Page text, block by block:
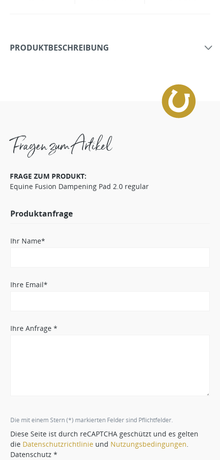
PRODUKTBESCHREIBUNG
Fragen zum Artikel
FRAGE ZUM PRODUKT:
Equine Fusion Dampening Pad 2.0 regular
Produktanfrage
Ihr Name*
Ihre Email*
Ihre Anfrage *
Die mit einem Stern (*) markierten Felder sind Pflichtfelder.
Diese Seite ist durch reCAPTCHA geschützt und es gelten
die Datenschutzrichtlinie und Nutzungsbedingungen
Datenschutz *